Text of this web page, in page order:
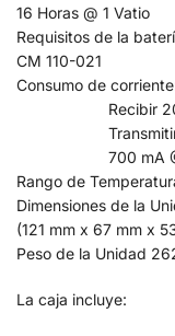
16 Horas @ 1 Vatio
Requisitos de la
CM 110-021
Consumo de
Recibir 200
Transmitir 1.8
700 mA @
Rango de
Dimensiones de la
(121 mm x 67 mm x
Peso de la Unidad
La caja incluye: